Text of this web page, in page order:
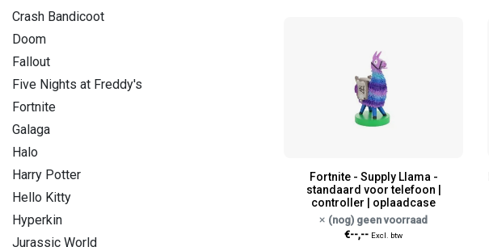
Crash Bandicoot
Doom
Fallout
Five Nights at Freddy's
Fortnite
Galaga
Halo
Harry Potter
Hello Kitty
Hyperkin
Jurassic World
Fortnite - Supply Llama -
standaard voor telefoon |
controller | oplaadcase
(nog) geen voorraad
€--,-- Excl. btw